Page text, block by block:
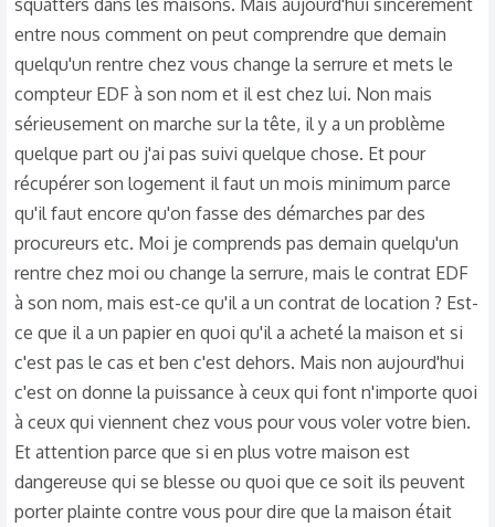
squatters dans les maisons. Mais aujourd'hui sincèrement
entre nous comment on peut comprendre que demain
quelqu'un rentre chez vous change la serrure et mets le
compteur EDF à son nom et il est chez lui. Non mais
sérieusement on marche sur la tête, il y a un problème
quelque part ou j'ai pas suivi quelque chose. Et pour
récupérer son logement il faut un mois minimum parce
qu'il faut encore qu'on fasse des démarches par des
procureurs etc. Moi je comprends pas demain quelqu'un
rentre chez moi ou change la serrure, mais le contrat EDF
à son nom, mais est-ce qu'il a un contrat de location ? Est-
ce que il a un papier en quoi qu'il a acheté la maison et si
c'est pas le cas et ben c'est dehors. Mais non aujourd'hui
c'est on donne la puissance à ceux qui font n'importe quoi
à ceux qui viennent chez vous pour vous voler votre bien.
Et attention parce que si en plus votre maison est
dangereuse qui se blesse ou quoi que ce soit ils peuvent
porter plainte contre vous pour dire que la maison était